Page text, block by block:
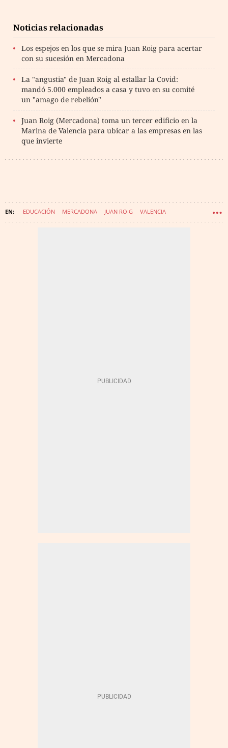
Noticias relacionadas
Los espejos en los que se mira Juan Roig para acertar
con su sucesión en Mercadona
La "angustia" de Juan Roig al estallar la Covid:
mandó 5.000 empleados a casa y tuvo en su comité
un "amago de rebelión"
Juan Roig (Mercadona) toma un tercer edificio en la
Marina de Valencia para ubicar a las empresas en las
que invierte
EDUCACIÓN MERCADONA JUAN ROIG VALENCIA